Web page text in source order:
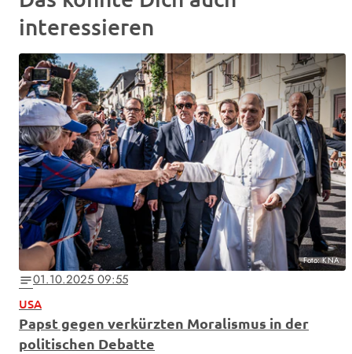
interessieren
Foto: KNA
notes01.10.2025 09:55
USA
Papst gegen verkürzten Moralismus in der
politischen Debatte